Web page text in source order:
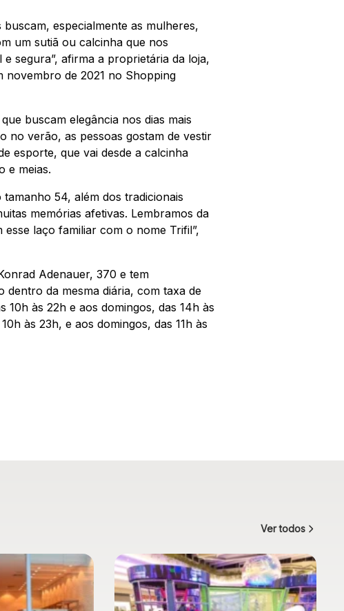
especialmente as mulheres,
um sutiã ou calcinha que nos
segura”, afirma a proprietária da loja,
novembro de 2021 no Shopping
buscam elegância nos dias mais
no verão, as pessoas gostam de vestir
esporte, que vai desde a calcinha
e meias.
54, além dos tradicionais
memórias afetivas. Lembramos da
laço familiar com o nome Trifil”,
Adenauer, 370 e tem
da mesma diária, com taxa de
10h às 22h e aos domingos, das 14h às
às 23h, e aos domingos, das 11h às
Ver todos